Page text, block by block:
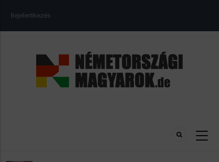
USER
MENU
Bejelentkezés